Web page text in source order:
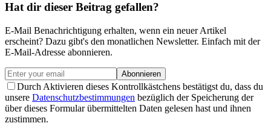
Hat dir dieser Beitrag gefallen?
E-Mail Benachrichtigung erhalten, wenn ein neuer Artikel
erscheint? Dazu gibt's den monatlichen Newsletter. Einfach mit der
E-Mail-Adresse abonnieren.
Abonnieren
Durch Aktivieren dieses Kontrollkästchens bestätigst du, dass du
unsere Datenschutzbestimmungen bezüglich der Speicherung der
über dieses Formular übermittelten Daten gelesen hast und ihnen
zustimmen.